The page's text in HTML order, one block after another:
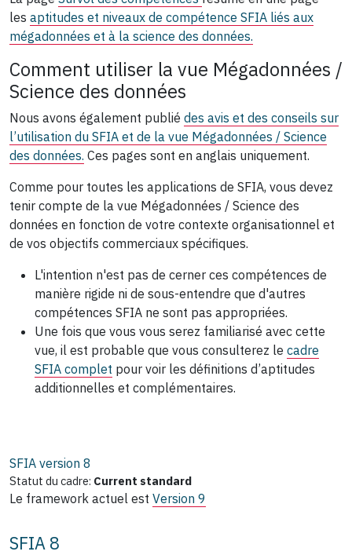
les aptitudes et niveaux de compétence SFIA liés aux
mégadonnées et à la science des données.
Comment utiliser la vue Mégadonnées /
Science des données
Nous avons également publié des avis et des conseils sur
l’utilisation du SFIA et de la vue Mégadonnées / Science
des données. Ces pages sont en anglais uniquement.
Comme pour toutes les applications de SFIA, vous devez
tenir compte de la vue Mégadonnées / Science des
données en fonction de votre contexte organisationnel et
de vos objectifs commerciaux spécifiques.
L'intention n'est pas de cerner ces compétences de
manière rigide ni de sous-entendre que d'autres
compétences SFIA ne sont pas appropriées.
Une fois que vous vous serez familiarisé avec cette
vue, il est probable que vous consulterez le cadre
SFIA complet pour voir les définitions d’aptitudes
additionnelles et complémentaires.
SFIA version 8
Statut du cadre: Current standard
Le framework actuel est Version 9
SFIA 8